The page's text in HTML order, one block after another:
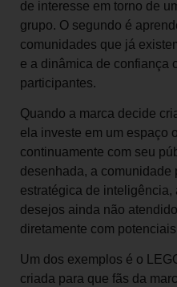
de interesse em torno de
grupo. O segundo é
comunidades que já
e a dinâmica de confiança
participantes.
Quando a marca decide
ela investe em um espaço
continuamente com seu
desenhada, a comunidade
estratégica de
desejos ainda não
diretamente com
Um dos exemplos é o
criada para que fãs da